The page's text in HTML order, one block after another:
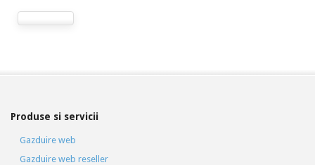
Produse si servicii
Gazduire web
Gazduire web reseller